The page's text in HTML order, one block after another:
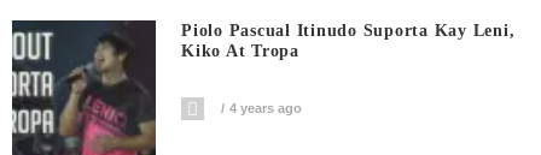
Piolo Pascual Itinudo Suporta Kay Leni,
Kiko At Tropa
4 years ago